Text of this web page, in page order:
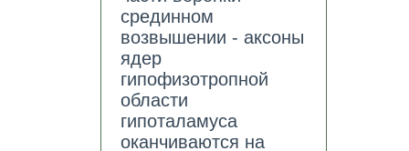
срединном
возвышении - аксоны
ядер
гипофизотропной
области
гипоталамуса
оканчиваются на